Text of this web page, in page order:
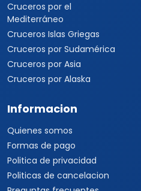
Cruceros por el
Mediterráneo
Cruceros Islas Griegas
Cruceros por Sudamérica
Cruceros por Asia
Cruceros por Alaska
Informacion
Quienes somos
Formas de pago
Politica de privacidad
Politicas de cancelacion